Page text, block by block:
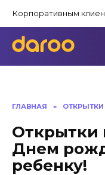
содержанию
Корпоративным
ГЛАВНАЯ » ОТКРЫТКИ
Открытки
Днем
ребенку!